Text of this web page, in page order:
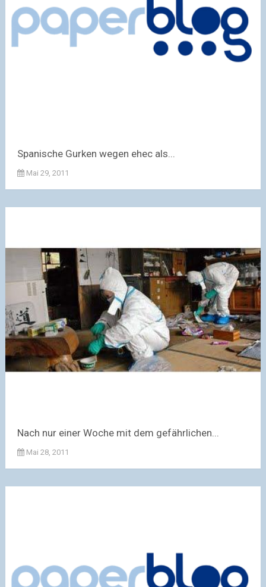
Spanische Gurken wegen ehec als...
Mai 29, 2011
Nach nur einer Woche mit dem gefährlichen...
Mai 28, 2011